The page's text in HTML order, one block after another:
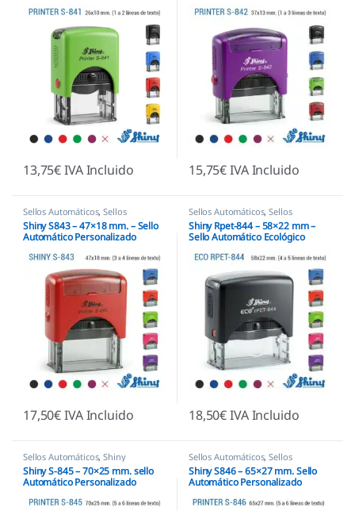
13,75€IVA Incluido 15,75€IVA Incluido
Sellos Automáticos,Sellos
empresas ,Shiny
Shiny S843 – 47×18 mm. – Sello
Automático Personalizado
17,50€IVA Incluido
Sellos Automáticos,Sellos
empresas ,Shiny
Shiny Rpet-844 – 58×22 mm –
Sello Automático Ecológico
18,50€IVA Incluido
Sellos Automáticos,Shiny
Shiny S-845 – 70×25 mm. sello
Automático Personalizado
Sellos Automáticos,Sellos
empresas , Shiny
Shiny S846 – 65×27 mm. Sello
Automático Personalizado